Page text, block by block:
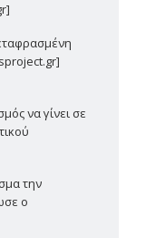
να γίνει σε
την
ο